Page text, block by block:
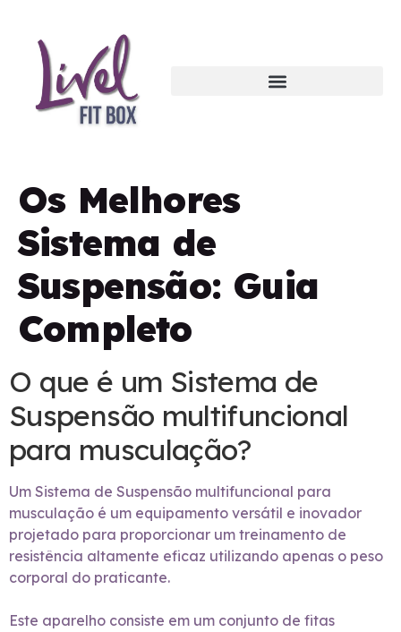
Os Melhores
Sistema de
Suspensão: Guia
Completo
O que é um Sistema de
Suspensão multifuncional
para musculação?
Um Sistema de Suspensão multifuncional para
musculação é um equipamento versátil e inovador
projetado para proporcionar um treinamento de
resistência altamente eficaz utilizando apenas o peso
corporal do praticante.
Este aparelho consiste em um conjunto de fitas